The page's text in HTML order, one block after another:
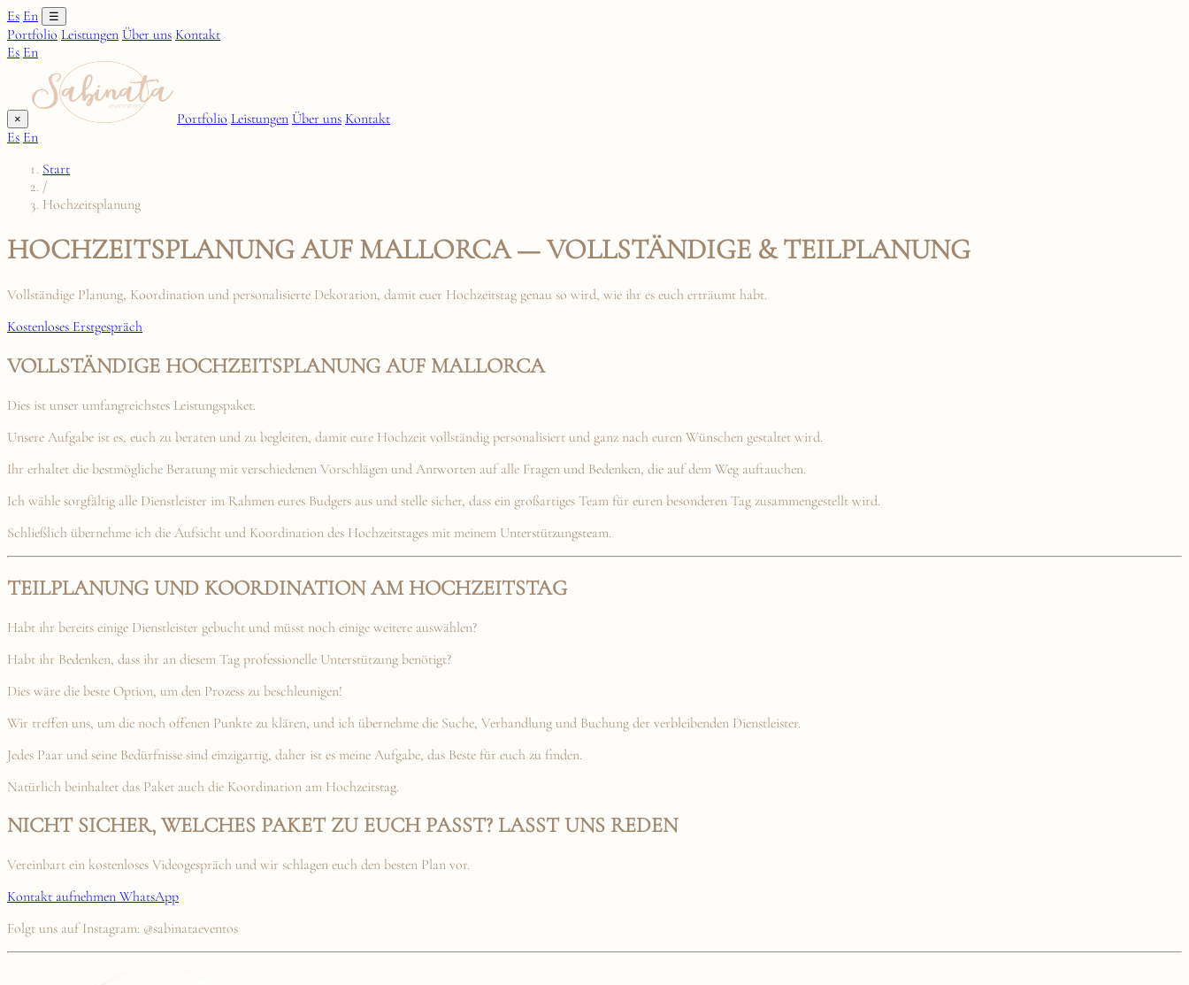
Es En ☰
Portfolio Leistungen Über uns Kontakt
Es En
× Portfolio Leistungen Über uns Kontakt
Es En
Start
/
Hochzeitsplanung
HOCHZEITSPLANUNG AUF MALLORCA — VOLLSTÄNDIGE & TEILPLANUNG
Vollständige Planung, Koordination und personalisierte Dekoration, damit euer Hochzeitstag genau so wird, wie ihr es euch erträumt habt.
Kostenloses Erstgespräch
VOLLSTÄNDIGE HOCHZEITSPLANUNG AUF MALLORCA
Dies ist unser umfangreichstes Leistungspaket.
Unsere Aufgabe ist es, euch zu beraten und zu begleiten, damit eure Hochzeit vollständig personalisiert und ganz nach euren Wünschen gestaltet wird.
Ihr erhaltet die bestmögliche Beratung mit verschiedenen Vorschlägen und Antworten auf alle Fragen und Bedenken, die auf dem Weg auftauchen.
Ich wähle sorgfältig alle Dienstleister im Rahmen eures Budgets aus und stelle sicher, dass ein großartiges Team für euren besonderen Tag zusammengestellt wird.
Schließlich übernehme ich die Aufsicht und Koordination des Hochzeitstages mit meinem Unterstützungsteam.
TEILPLANUNG UND KOORDINATION AM HOCHZEITSTAG
Habt ihr bereits einige Dienstleister gebucht und müsst noch einige weitere auswählen?
Habt ihr Bedenken, dass ihr an diesem Tag professionelle Unterstützung benötigt?
Dies wäre die beste Option, um den Prozess zu beschleunigen!
Wir treffen uns, um die noch offenen Punkte zu klären, und ich übernehme die Suche, Verhandlung und Buchung der verbleibenden Dienstleister.
Jedes Paar und seine Bedürfnisse sind einzigartig, daher ist es meine Aufgabe, das Beste für euch zu finden.
Natürlich beinhaltet das Paket auch die Koordination am Hochzeitstag.
NICHT SICHER, WELCHES PAKET ZU EUCH PASST? LASST UNS REDEN
Vereinbart ein kostenloses Videogespräch und wir schlagen euch den besten Plan vor.
Kontakt aufnehmen WhatsApp
Folgt uns auf Instagram: @sabinataeventos